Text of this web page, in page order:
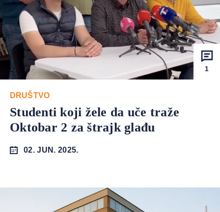
1
DRUŠTVO
Studenti koji žele da uče traže
Oktobar 2 za štrajk glađu
02. JUN. 2025.